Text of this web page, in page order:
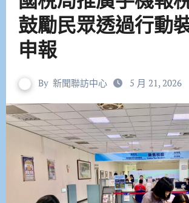
鼓勵民眾透過行動
申報
By 新聞聯訪中心 5 月 21, 2026